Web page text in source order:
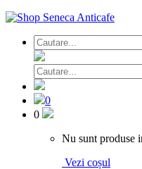
0
0
Nu sunt produse
Vezi coșul